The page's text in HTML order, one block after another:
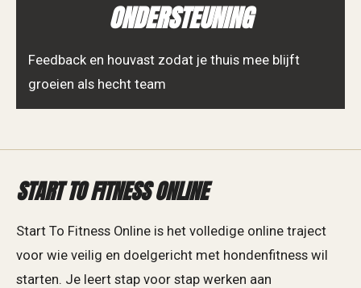
ONDERSTEUNING
Feedback en houvast zodat je thuis mee blijft
groeien als hecht team
START TO FITNESS ONLINE
Start To Fitness Online is het volledige online traject
voor wie veilig en doelgericht met hondenfitness wil
starten. Je leert stap voor stap werken aan